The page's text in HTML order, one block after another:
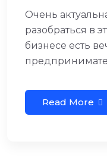
Очень
разобраться в
бизнесе есть
Read More